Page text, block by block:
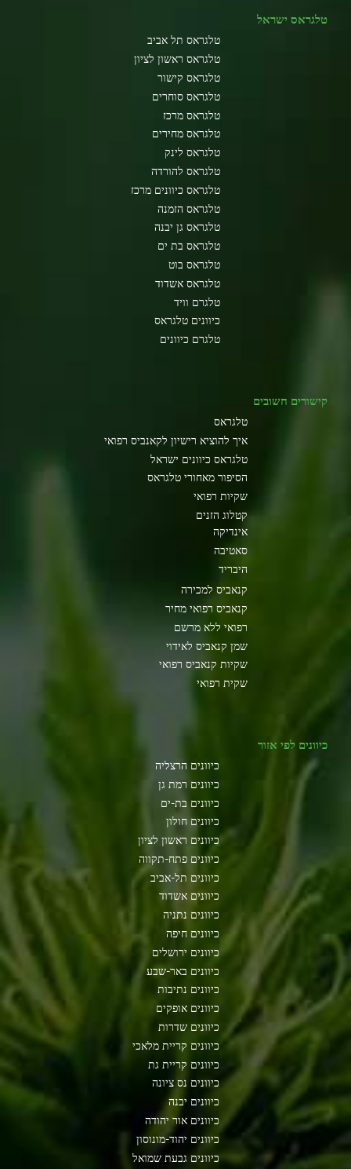
טלגראס ישראל
טלגראס תל אביב
טלגראס ראשון לציון
טלגראס קישור
טלגראס סוחרים
טלגראס מרכז
טלגראס מחירים
טלגראס לינק
טלגראס להורדה
טלגראס כיוונים מרכז
טלגראס הזמנה
טלגראס גן יבנה
טלגראס בת ים
טלגראס בוט
טלגראס אשדוד
טלגרם וויד
כיוונים טלגראס
טלגרם כיוונים
קישורים חשובים
טלגראס
איך להוציא רישיון לקאנביס רפואי
טלגראס כיוונים ישראל
הסיפור מאחורי טלגראס
שקיות רפואי
קטלוג הזנים
אינדיקה
סאטיבה
היבריד
קנאביס למכירה
קנאביס רפואי מחיר
רפואי ללא מרשם
שמן קנאביס לאידוי
שקיות קנאביס רפואי
שקית רפואי
כיוונים לפי אזור
כיוונים הרצליה
כיוונים רמת גן
כיוונים בת-ים
כיוונים חולון
כיוונים ראשון לציון
כיוונים פתח-תקווה
כיוונים תל-אביב
כיוונים אשדוד
כיוונים נתניה
כיוונים חיפה
כיוונים ירושלים
כיוונים באר-שבע
כיוונים נתיבות
כיוונים אופקים
כיוונים שדרות
כיוונים קריית מלאכי
כיוונים קריית גת
כיוונים נס ציונה
כיוונים יבנה
כיוונים אור יהודה
כיוונים יהוד-מונוסון
כיוונים גבעת שמואל